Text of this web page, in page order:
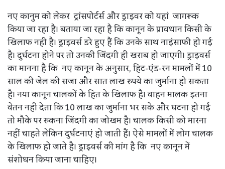
नए कानुम को लेकर ट्रांसपोर्टर्स और ड्राइवर को यहां जागरूक
किया जा रहा है। बताया जा रहा है कि कानून के प्रावधान किसी के
खिलाफ नही है। ड्राइवर्स डरे हुए हैं कि उनके साथ नाइंसाफी हो गई
है। दुर्घटना होने पर तो उनकी जिंदगी ही खराब हो जाएगी। ड्राइवर्स
का मानना है कि नए कानून के अनुसार, हिट-एंड-रन मामलों में 10
साल की जेल की सजा और सात लाख रुपये का जुर्माना हो सकता
है। नया कानून चालकों के हित के खिलाफ है। वाहन मालक इतना
वेतन नही देता कि 10 लाख का जुर्माना भर सके और घटना हो गई
तो मौके पर रुकना जिंदगी का जोखम है। चालक किसी को मारना
नहीं चाहते लेकिन दुर्घटनाएं हो जाती हैं। ऐसे मामलों में लोग चालक
के खिलाफ हो जाते है। ड्राइवर्स की मांग है कि नए कानून में
संशोधन किया जाना चाहिए।